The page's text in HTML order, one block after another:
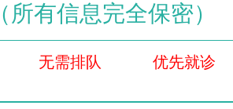
（所有信息完全保密）
无需排队 优先就诊